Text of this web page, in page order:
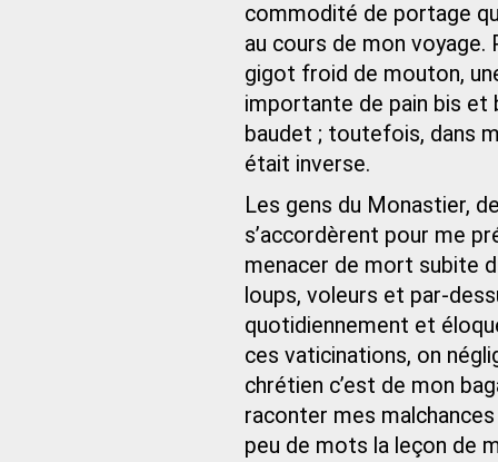
commodité de portage
au cours de mon voyage.
gigot froid de mouton,
importante de pain bis et
baudet ; toutefois, dans
était inverse.
Les gens du Monastier,
s’accordèrent pour me
menacer de mort subite
loups, voleurs et par-
quotidiennement et
ces vaticinations, on
chrétien c’est de mon
raconter mes
peu de mots la leçon de